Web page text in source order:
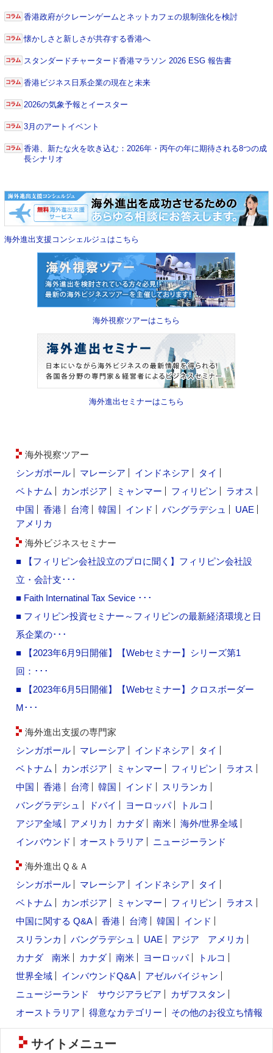
香港政府がクレーンゲームとネットカフェの規制強化を検討
懐かしさと新しさが共存する香港へ
スタンダードチャータード香港マラソン 2026 ESG 報告書
香港ビジネス日系企業の現在と未来
2026の気象予報とイースター
3月のアートイベント
香港、新たな火を吹き込む：2026年・丙午の年に期待される8つの成
長シナリオ
海外進出支援コンシェルジュはこちら
海外視察ツアーはこちら
海外進出セミナーはこちら
海外視察ツアー
シンガポール
マレーシア インドネシア
タイ
ベトナム
カンボジア ミャンマー フィリピン
ラオス
中国
香港 台湾 韓国 インド バングラデシュ
UAE
アメリカ
海外ビジネスセミナー
■ 【フィリピン会社設立のプロに聞く】フィリピン会社設
立・会計支･･･
■ Faith Internatinal Tax Sevice ･･･
■ フィリピン投資セミナー～フィリピンの最新経済環境と日
系企業の･･･
■ 【2023年6月9日開催】【Webセミナー】シリーズ第1
回：･･･
■ 【2023年6月5日開催】【Webセミナー】クロスボーダー
M･･･
海外進出支援の専門家
シンガポール
マレーシア インドネシア
タイ
ベトナム
カンボジア ミャンマー フィリピン
ラオス
中国
香港 台湾 韓国 インド
スリランカ
バングラデシュ
ドバイ ヨーロッパ
トルコ
アジア全域
アメリカ カナダ 南米
海外/世界全域
インバウンド
オーストラリア ニュージーランド
海外進出Ｑ＆Ａ
シンガポール
マレーシア インドネシア
タイ
ベトナム
カンボジア ミャンマー フィリピン
ラオス
中国に関する Q&A
香港 台湾 韓国
インド
スリランカ
バングラデシュ UAE アジア
アメリカ
カナダ
南米 カナダ 南米 ヨーロッパ
トルコ
世界全域
インバウンドQ&A
アゼルバイジャン
ニュージーランド
サウジアラビア
カザフスタン
オーストラリア
得意なカテゴリー その他のお役立ち情報
サイトメニュー